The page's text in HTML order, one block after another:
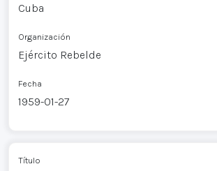
Cuba
Organización
Ejército Rebelde
Fecha
1959-01-27
Título